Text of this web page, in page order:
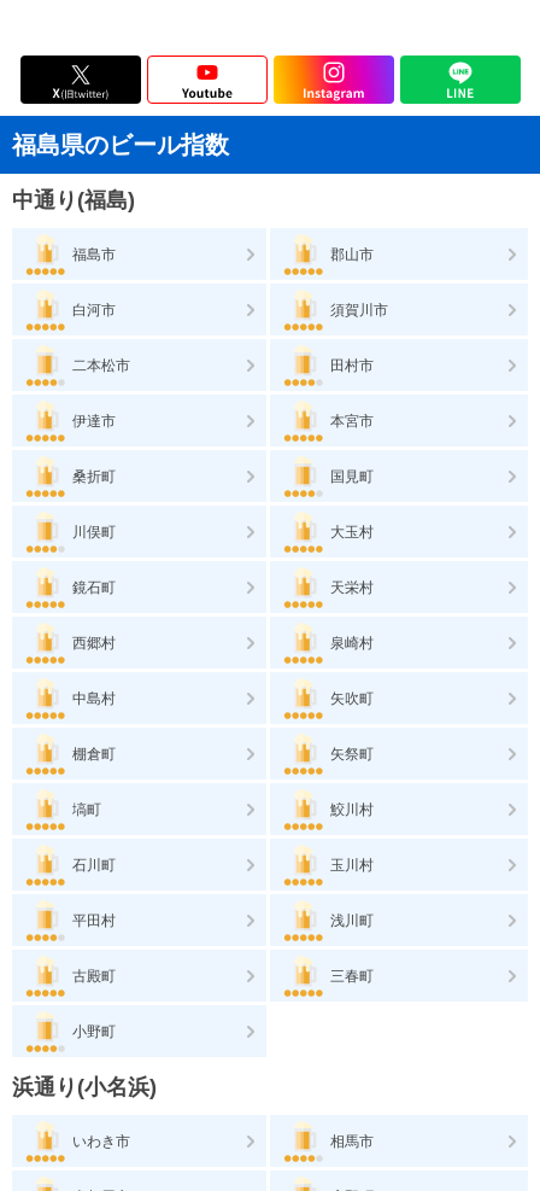
福島県のビール指数
中通り(福島)
福島市 郡山市
白河市 須賀川市
二本松市 田村市
伊達市 本宮市
桑折町 国見町
川俣町 大玉村
鏡石町 天栄村
西郷村 泉崎村
中島村 矢吹町
棚倉町 矢祭町
塙町 鮫川村
石川町 玉川村
平田村 浅川町
古殿町 三春町
小野町
浜通り(小名浜)
いわき市 相馬市